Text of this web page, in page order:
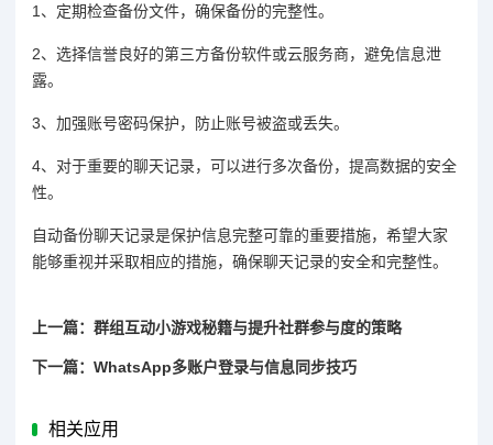
1、定期检查备份文件，确保备份的完整性。
2、选择信誉良好的第三方备份软件或云服务商，避免信息泄
露。
3、加强账号密码保护，防止账号被盗或丢失。
4、对于重要的聊天记录，可以进行多次备份，提高数据的安全
性。
自动备份聊天记录是保护信息完整可靠的重要措施，希望大家
能够重视并采取相应的措施，确保聊天记录的安全和完整性。
上一篇：群组互动小游戏秘籍与提升社群参与度的策略
下一篇：WhatsApp多账户登录与信息同步技巧
相关应用